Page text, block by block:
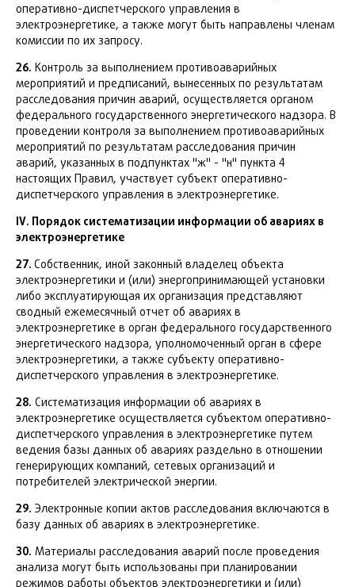
оперативно-диспетчерского управления в
электроэнергетике, а также могут быть направлены членам
комиссии по их запросу.
26. Контроль за выполнением противоаварийных
мероприятий и предписаний, вынесенных по результатам
расследования причин аварий, осуществляется органом
федерального государственного энергетического надзора. В
проведении контроля за выполнением противоаварийных
мероприятий по результатам расследования причин
аварий, указанных в подпунктах "ж" - "н" пункта 4
настоящих Правил, участвует субъект оперативно-
диспетчерского управления в электроэнергетике.
IV. Порядок систематизации информации об авариях в
электроэнергетике
27. Собственник, иной законный владелец объекта
электроэнергетики и (или) энергопринимающей установки
либо эксплуатирующая их организация представляют
сводный ежемесячный отчет об авариях в
электроэнергетике в орган федерального государственного
энергетического надзора, уполномоченный орган в сфере
электроэнергетики, а также субъекту оперативно-
диспетчерского управления в электроэнергетике.
28. Систематизация информации об авариях в
электроэнергетике осуществляется субъектом оперативно-
диспетчерского управления в электроэнергетике путем
ведения базы данных об авариях раздельно в отношении
генерирующих компаний, сетевых организаций и
потребителей электрической энергии.
29. Электронные копии актов расследования включаются в
базу данных об авариях в электроэнергетике.
30. Материалы расследования аварий после проведения
анализа могут быть использованы при планировании
режимов работы объектов электроэнергетики и (или)